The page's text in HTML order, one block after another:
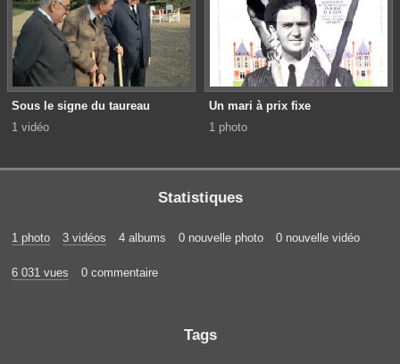
Sous le signe du taureau
1 vidéo
Un mari à prix fixe
1 photo
Statistiques
1 photo 3 vidéos 4 albums 0 nouvelle photo 0 nouvelle vidéo
6 031 vues 0 commentaire
Tags